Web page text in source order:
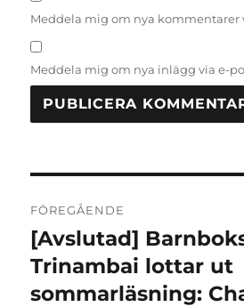
Meddela mig om nya kommentarer
Meddela mig om nya inlägg via e-
FÖREGÅENDE
Föregående
inlägg:
[Avslutad]
Trinambai lottar ut
sommarläsning: